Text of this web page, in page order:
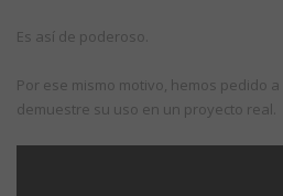
Es así de poderoso.
Por ese mismo motivo, hemos pedido
demuestre su uso en un proyecto real.